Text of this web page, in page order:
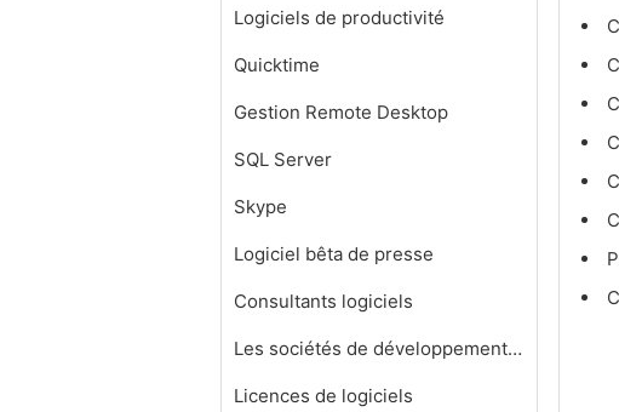
Logiciels de productivité
Quicktime
Gestion Remote Desktop
SQL Server
Skype
Logiciel bêta de presse
Consultants logiciels
Les sociétés de développement de logiciels
Licences de logiciels